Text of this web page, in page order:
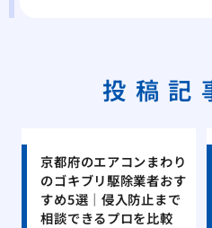
投稿記
京都府のエアコンまわり
のゴキブリ駆除業者おす
すめ5選｜侵入防止まで
相談できるプロを比較